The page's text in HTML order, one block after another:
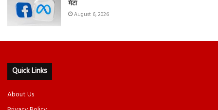
मेटा
August 6, 2026
Quick Links
About Us